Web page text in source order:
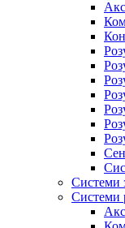
Системи
Системи